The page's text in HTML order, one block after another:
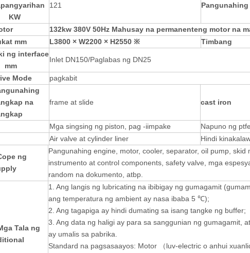
121
132kw 380V 50Hz Mahusay na permanenteng motor na
mm L3800 × W2200 × H2550 ※ Timbang
ng interface
Inlet DN150/Paglabas ng DN25
Mode
pagkabit
na
frame at slide cast iron
Mga singsing ng piston, pag -iimpake
Napuno ng ptfe
Air valve at cylinder liner
Hindi
ng
Pangunahing engine, motor, cooler, separator, oil pump,
instrumento at control components, safety valve, mga
random na dokumento, atbp.
Tala ng
1. Ang langis ng lubricating na ibibigay ng gumagamit
ang temperatura ng ambient ay nasa ibaba 5 ℃);
2. Ang tagapiga ay hindi dumating sa isang tangke ng buffer;
3. Ang data ng haligi ay para sa sanggunian ng gumagamit,
ay umalis sa pabrika.
Standard na pagsasaayos: Motor （luv-electric o anhui